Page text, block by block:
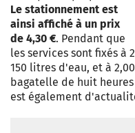
Le stationnement est
ainsi affiché à un prix
de 4,30 €. Pendant que
les services sont fixés à
150 litres d'eau, et à
bagatelle de huit
est également